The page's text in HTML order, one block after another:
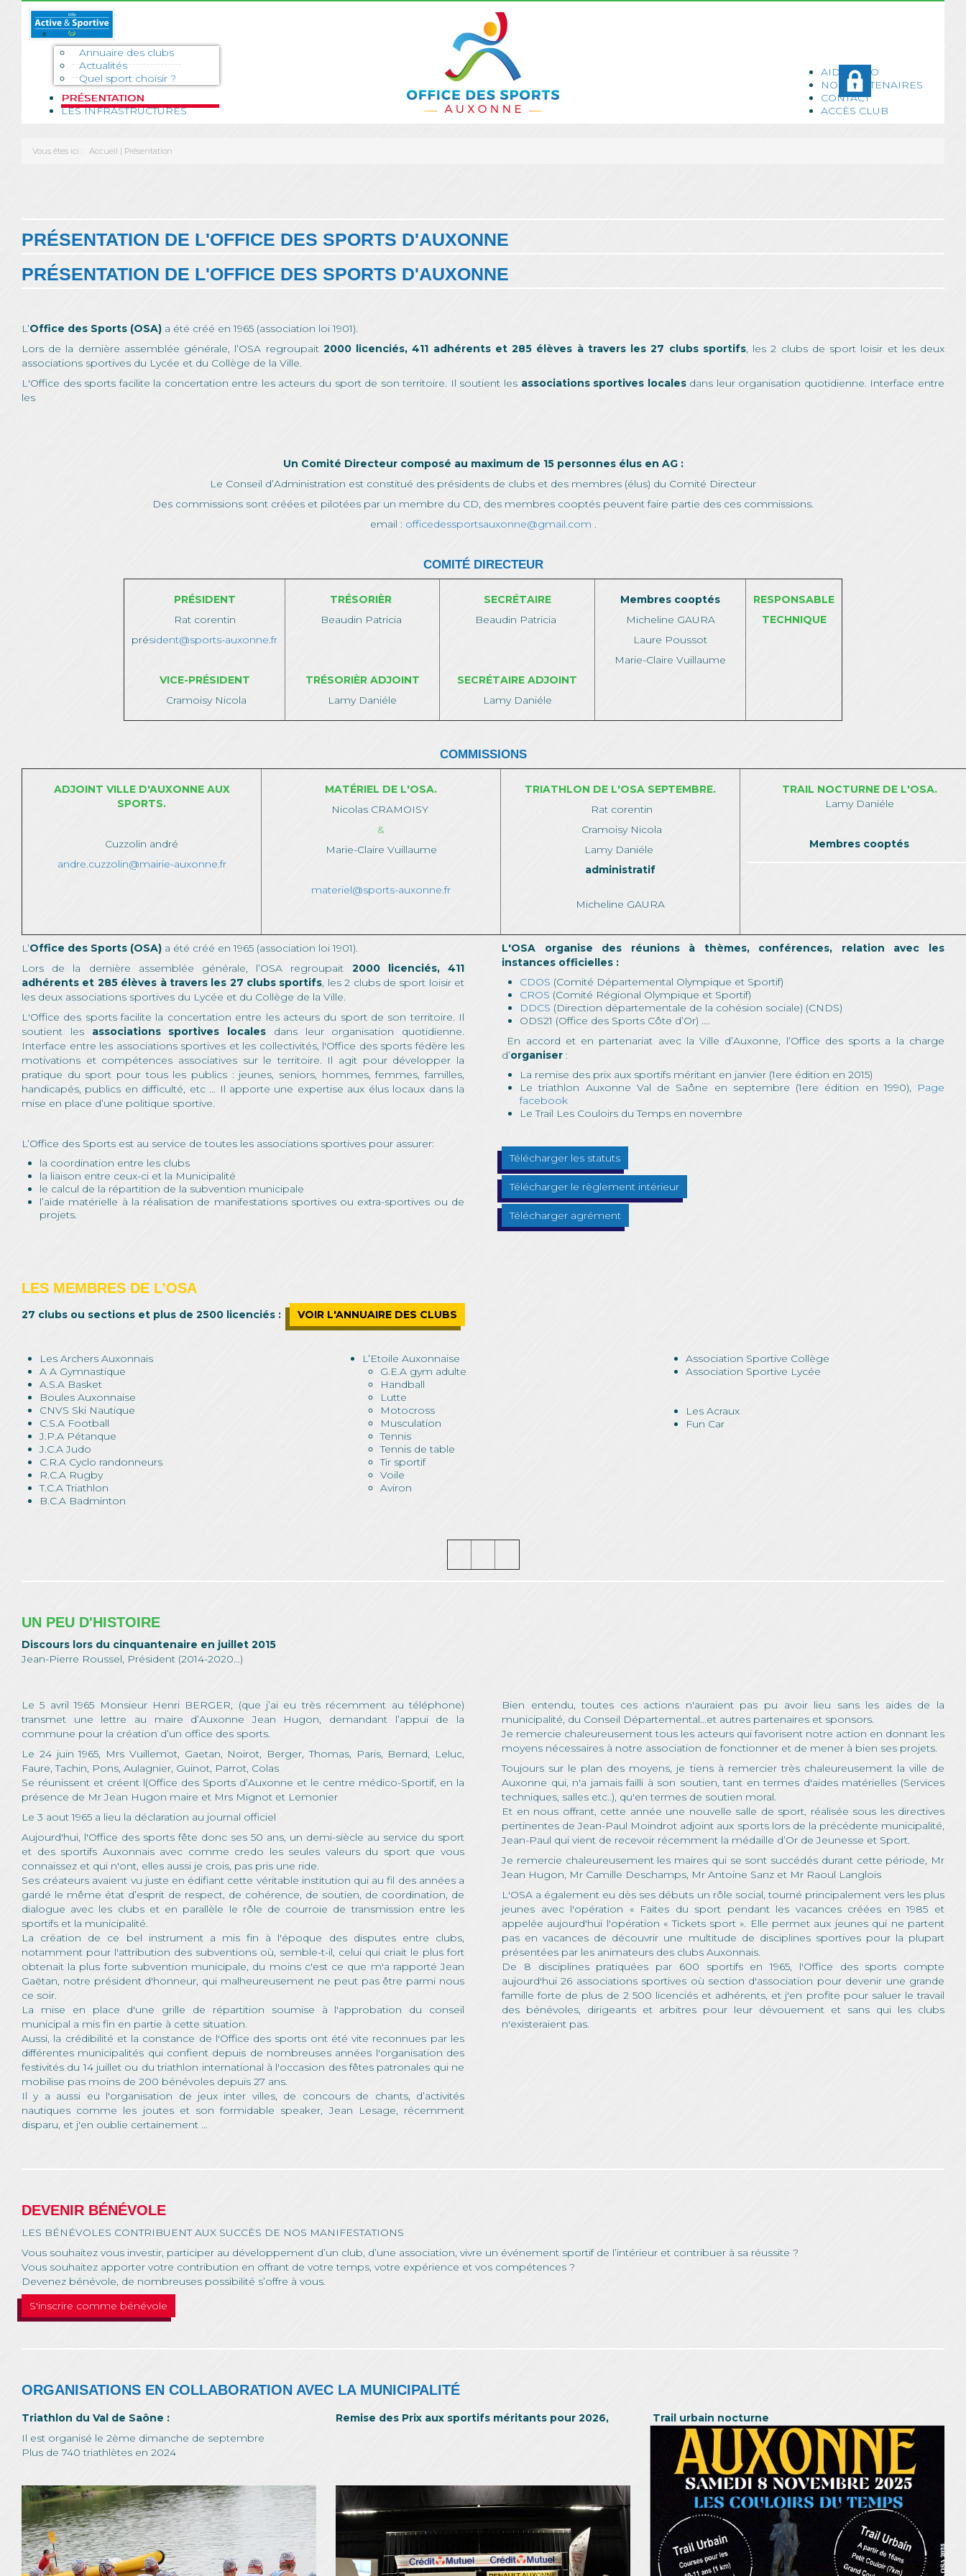
ACCUEIL
Annuaire des clubs
Actualités
Quel sport choisir ?
PRÉSENTATION
LES INFRASTRUCTURES
AIDE ASSO
NOS PARTENAIRES
CONTACT
ACCÈS CLUB
Vous êtes ici : Accueil | Présentation
PRÉSENTATION DE L'OFFICE DES SPORTS D'AUXONNE
PRÉSENTATION DE L'OFFICE DES SPORTS D'AUXONNE
L’Office des Sports (OSA) a été créé en 1965 (association loi 1901).
Lors de la dernière assemblée générale, l’OSA regroupait 2000 licenciés, 411 adhérents et 285 élèves à travers les 27 clubs sportifs, les 2 clubs de sport loisir et les deux
associations sportives du Lycée et du Collège de la Ville.
L'Office des sports facilite la concertation entre les acteurs du sport de son territoire. Il soutient les associations sportives localesdans leur organisation quotidienne. Interface entre
les
Un Comité Directeur composé au maximum de 15 personnes élus en AG :
Le Conseil d’Administration est constitué des présidents de clubs et des membres (élus) du Comité Directeur
Des commissions sont créées et pilotées par un membre du CD, des membres cooptés peuvent faire partie des ces commissions.
email : officedessportsauxonne@gmail.com .
COMITÉ DIRECTEUR
PRÉSIDENT
Rat corentin
président@sports-auxonne.fr
VICE-PRÉSIDENT
Cramoisy Nicola
TRÉSORIÈR
Beaudin Patricia
TRÉSORIÈR ADJOINT
Lamy Daniéle
SECRÉTAIRE
Beaudin Patricia
SECRÉTAIRE ADJOINT
Lamy Daniéle
Membres cooptés
Micheline GAURA
Laure Poussot
Marie-Claire Vuillaume
RESPONSABLE
TECHNIQUE
COMMISSIONS
ADJOINT VILLE D'AUXONNE AUX
SPORTS.
Cuzzolin andré
andre.cuzzolin@mairie-auxonne.fr
MATÉRIEL DE L'OSA.
Nicolas CRAMOISY
&
Marie-Claire Vuillaume
materiel@sports-auxonne.fr
TRIATHLON DE L'OSA SEPTEMBRE.
Rat corentin
Cramoisy Nicola
Lamy Daniéle
administratif
Micheline GAURA
TRAIL NOCTURNE DE L'OSA.
Lamy Daniéle
Membres cooptés
L’Office des Sports (OSA) a été créé en 1965 (association loi 1901).
Lors de la dernière assemblée générale, l’OSA regroupait 2000 licenciés, 411
adhérents et 285 élèves à travers les 27 clubs sportifs, les 2 clubs de sport loisir et
les deux associations sportives du Lycée et du Collège de la Ville.
L'Office des sports facilite la concertation entre les acteurs du sport de son territoire. Il
soutient les associations sportives locales dans leur organisation quotidienne.
Interface entre les associations sportives et les collectivités, l'Office des sports fédère les
motivations et compétences associatives sur le territoire. Il agit pour développer la
pratique du sport pour tous les publics : jeunes, seniors, hommes, femmes, familles,
handicapés, publics en difficulté, etc ... Il apporte une expertise aux élus locaux dans la
mise en place d’une politique sportive.
L’Office des Sports est au service de toutes les associations sportives pour assurer:
la coordination entre les clubs
la liaison entre ceux-ci et la Municipalité
le calcul de la répartition de la subvention municipale
l’aide matérielle à la réalisation de manifestations sportives ou extra-sportives ou de
projets.
L'OSA organise des réunions à thèmes, conférences, relation avec les
instances officielles :
CDOS (Comité Départemental Olympique et Sportif)
CROS (Comité Régional Olympique et Sportif)
DDCS (Direction départementale de la cohésion sociale) (CNDS)
ODS21 (Office des Sports Côte d’Or) ....
En accord et en partenariat avec la Ville d’Auxonne, l’Office des sports a la charge
d’organiser :
La remise des prix aux sportifs méritant en janvier (1ere édition en 2015)
Le triathlon Auxonne Val de Saône en septembre (1ere édition en 1990),
Page
facebook
Le Trail Les Couloirs du Temps en novembre
Télécharger les statuts
Télécharger le règlement intérieur
Télécharger agrément
LES MEMBRES DE L’OSA
27 clubs ou sections et plus de 2500 licenciés : VOIR L'ANNUAIRE DES CLUBS
Les Archers Auxonnais
A A Gymnastique
A.S.A Basket
Boules Auxonnaise
CNVS Ski Nautique
C.S.A Football
J.P.A Pétanque
J.C.A Judo
C.R.A Cyclo randonneurs
R.C.A Rugby
T.C.A Triathlon
B.C.A Badminton
L’Etoile Auxonnaise
G.E.A gym adulte
Handball
Lutte
Motocross
Musculation
Tennis
Tennis de table
Tir sportif
Voile
Aviron
Association Sportive Collège
Association Sportive Lycée
Les Acraux
Fun Car
UN PEU D'HISTOIRE
Discours lors du cinquantenaire en juillet 2015
Jean-Pierre Roussel, Président (2014-2020…)
Le 5 avril 1965 Monsieur Henri BERGER, (que j’ai eu très récemment au téléphone)
transmet une lettre au maire d’Auxonne Jean Hugon, demandant l’appui de la
commune pour la création d’un office des sports.
Le 24 juin 1965, Mrs Vuillemot, Gaetan, Noirot, Berger, Thomas, Paris, Bernard, Leluc,
Faure, Tachin, Pons, Aulagnier, Guinot, Parrot, Colas
Se réunissent et créent l(Office des Sports d’Auxonne et le centre médico-Sportif, en la
présence de Mr Jean Hugon maire et Mrs Mignot et Lemonier
Le 3 aout 1965 a lieu la déclaration au journal officiel
Aujourd'hui, l'Office des sports fête donc ses 50 ans, un demi-siècle au service du sport
et des sportifs Auxonnais avec comme credo les seules valeurs du sport que vous
connaissez et qui n'ont, elles aussi je crois, pas pris une ride.
Ses créateurs avaient vu juste en édifiant cette véritable institution qui au fil des années a
gardé le même état d’esprit de respect, de cohérence, de soutien, de coordination, de
dialogue avec les clubs et en parallèle le rôle de courroie de transmission entre les
sportifs et la municipalité.
La création de ce bel instrument a mis fin à l'époque des disputes entre clubs,
notamment pour l'attribution des subventions où, semble-t-il, celui qui criait le plus fort
obtenait la plus forte subvention municipale, du moins c'est ce que m'a rapporté Jean
Gaëtan, notre président d'honneur, qui malheureusement ne peut pas être parmi nous
ce soir.
La mise en place d'une grille de répartition soumise à l'approbation du conseil
municipal a mis fin en partie à cette situation.
Aussi, la crédibilité et la constance de l'Office des sports ont été vite reconnues par les
différentes municipalités qui confient depuis de nombreuses années l'organisation des
festivités du 14 juillet ou du triathlon international à l'occasion des fêtes patronales qui ne
mobilise pas moins de 200 bénévoles depuis 27 ans.
Il y a aussi eu l'organisation de jeux inter villes, de concours de chants, d’activités
nautiques comme les joutes et son formidable speaker, Jean Lesage, récemment
disparu, et j'en oublie certainement …
Bien entendu, toutes ces actions n'auraient pas pu avoir lieu sans les aides de la
municipalité, du Conseil Départemental...et autres partenaires et sponsors.
Je remercie chaleureusement tous les acteurs qui favorisent notre action en donnant les
moyens nécessaires à notre association de fonctionner et de mener à bien ses projets.
Toujours sur le plan des moyens, je tiens à remercier très chaleureusement la ville de
Auxonne qui, n'a jamais failli à son soutien, tant en termes d'aides matérielles (Services
techniques, salles etc..), qu'en termes de soutien moral.
Et en nous offrant, cette année une nouvelle salle de sport, réalisée sous les directives
pertinentes de Jean-Paul Moindrot adjoint aux sports lors de la précédente municipalité,
Jean-Paul qui vient de recevoir récemment la médaille d’Or de Jeunesse et Sport.
Je remercie chaleureusement les maires qui se sont succédés durant cette période, Mr
Jean Hugon, Mr Camille Deschamps, Mr Antoine Sanz et Mr Raoul Langlois
L'OSA a également eu dès ses débuts un rôle social, tourné principalement vers les plus
jeunes avec l'opération « Faites du sport pendant les vacances créées en 1985 et
appelée aujourd'hui l'opération « Tickets sport ». Elle permet aux jeunes qui ne partent
pas en vacances de découvrir une multitude de disciplines sportives pour la plupart
présentées par les animateurs des clubs Auxonnais.
De 8 disciplines pratiquées par 600 sportifs en 1965, l'Office des sports compte
aujourd'hui 26 associations sportives où section d'association pour devenir une grande
famille forte de plus de 2 500 licenciés et adhérents, et j'en profite pour saluer le travail
des bénévoles, dirigeants et arbitres pour leur dévouement et sans qui les clubs
n'existeraient pas.
DEVENIR BÉNÉVOLE
LES BÉNÉVOLES CONTRIBUENT AUX SUCCÈS DE NOS MANIFESTATIONS
Vous souhaitez vous investir, participer au développement d’un club, d’une association, vivre un événement sportif de l’intérieur et contribuer à sa réussite ?
Vous souhaitez apporter votre contribution en offrant de votre temps, votre expérience et vos compétences ?
Devenez bénévole, de nombreuses possibilité s’offre à vous.
S'inscrire comme bénévole
ORGANISATIONS EN COLLABORATION AVEC LA MUNICIPALITÉ
Triathlon du Val de Saône :
Il est organisé le 2ème dimanche de septembre
Plus de 740 triathlètes en 2024
Remise des Prix aux sportifs méritants pour 2026, Trail urbain nocturne